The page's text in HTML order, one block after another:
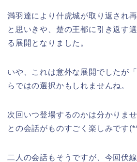
満羽達により什虎城が取り返され
と思いきや、楚の王都に引き返す
る展開となりました。
いや、これは意外な展開でしたが
らではの選択かもしれませんね。
次回いつ登場するのかは分かりま
との会話がものすごく楽しみです
二人の会話もそうですが、今回伏